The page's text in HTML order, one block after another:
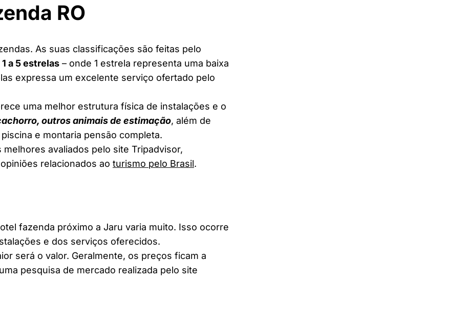
RO
As suas classificações são feitas pelo
a 5 estrelas – onde 1 estrela representa uma baixa
expressa um excelente serviço ofertado pelo
uma melhor estrutura física de instalações e o
outros animais de estimação, além de
e montaria pensão completa.
avaliados pelo site Tripadvisor,
relacionados ao turismo pelo Brasil.
fazenda próximo a Jaru varia muito. Isso ocorre
e dos serviços oferecidos.
será o valor. Geralmente, os preços ficam a
pesquisa de mercado realizada pelo site